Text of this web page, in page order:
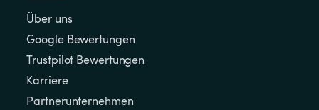
Über uns
Google Bewertungen
Trustpilot Bewertungen
Karriere
Partnerunternehmen